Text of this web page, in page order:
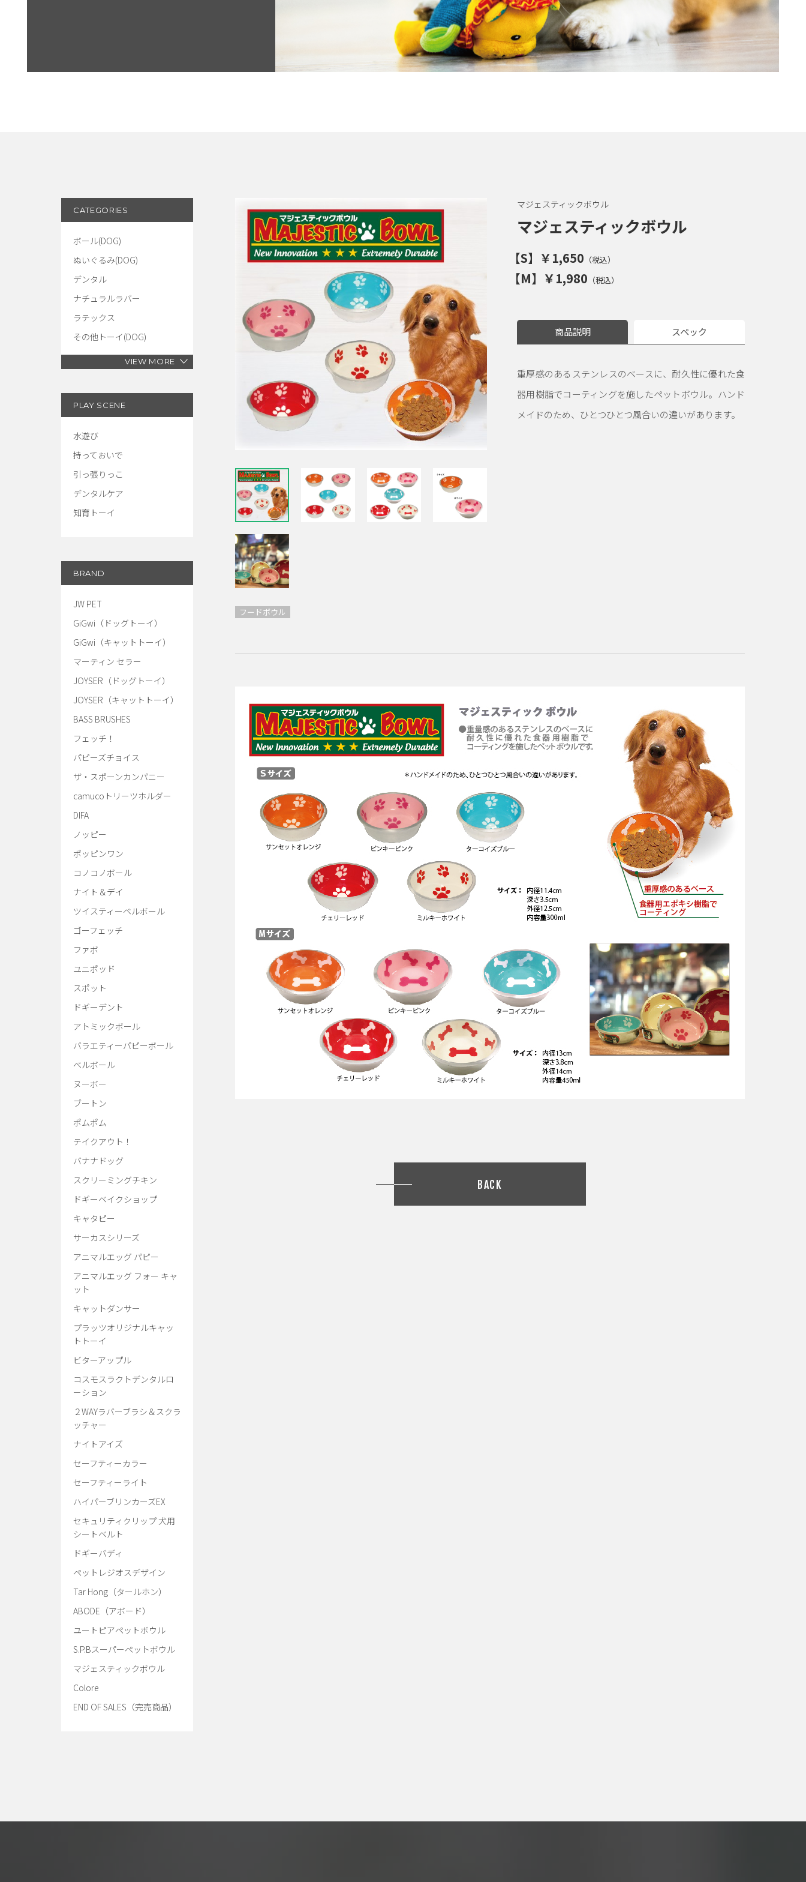
デンタルローション・レビュー投稿
フォトギャラリー
個人のお客様
法人のお客様
Foreign Customers
CATEGORIES
ボール(DOG)
ぬいぐるみ(DOG)
デンタル
ナチュラルラバー
ラテックス
その他トーイ(DOG)
VIEW MORE
PLAY SCENE
水遊び
持っておいで
引っ張りっこ
デンタルケア
知育トーイ
BRAND
JW PET
GiGwi（ドッグトーイ）
GiGwi（キャットトーイ）
マーティン セラー
JOYSER（ドッグトーイ）
JOYSER（キャットトーイ）
BASS BRUSHES
フェッチ！
パピーズチョイス
ザ・スポーンカンパニー
camucoトリーツホルダー
DIFA
ノッピー
ポッピンワン
コノコノボール
ナイト＆デイ
ツイスティーベルボール
ゴーフェッチ
ファボ
ユニポッド
スポット
ドギーデント
アトミックボール
バラエティーパピーボール
ベルボール
ヌーボー
ブートン
ポムポム
テイクアウト！
バナナドッグ
スクリーミングチキン
ドギーベイクショップ
キャタピー
サーカスシリーズ
アニマルエッグ パピー
アニマルエッグ フォー キャ
ット
キャットダンサー
プラッツオリジナルキャッ
トトーイ
ビターアップル
コスモスラクトデンタルロ
ーション
２WAYラバーブラシ＆スクラ
ッチャー
ナイトアイズ
セーフティーカラー
セーフティーライト
ハイパーブリンカーズEX
セキュリティクリップ 犬用
シートベルト
ドギーバディ
ペットレジオスデザイン
Tar Hong（タールホン）
ABODE（アボード）
ユートピアペットボウル
S.P.Bスーパーペットボウル
マジェスティックボウル
Colore
END OF SALES（完売商品）
フードボウル
マジェスティックボウル
マジェスティックボウル
【S】￥1,650 （税込）
【M】￥1,980 （税込）
商品説明 スペック
重厚感のあるステンレスのベースに、耐久性に優れた食
器用樹脂でコーティングを施したペットボウル。ハンド
メイドのため、ひとつひとつ風合いの違いがあります。
BACK